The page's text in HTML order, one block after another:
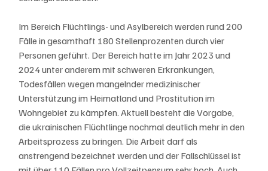
Im Bereich Flüchtlings- und Asylbereich werden rund 200
Fälle in gesamthaft 180 Stellenprozenten durch vier
Personen geführt. Der Bereich hatte im Jahr 2023 und
2024 unter anderem mit schweren Erkrankungen,
Todesfällen wegen mangelnder medizinischer
Unterstützung im Heimatland und Prostitution im
Wohngebiet zu kämpfen. Aktuell besteht die Vorgabe,
die ukrainischen Flüchtlinge nochmal deutlich mehr in den
Arbeitsprozess zu bringen. Die Arbeit darf als
anstrengend bezeichnet werden und der Fallschlüssel ist